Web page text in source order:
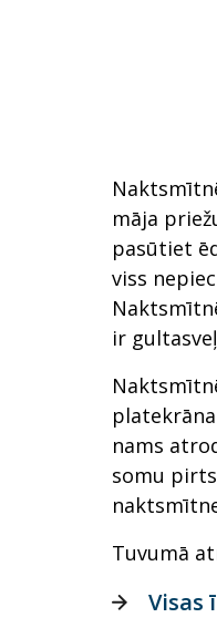
māja
pasūtiet
viss
ir
nams
somu
Tuvumā
Visas